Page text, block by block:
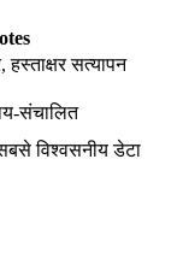
सत्यापन
संचालित
विश्वसनीय डेटा